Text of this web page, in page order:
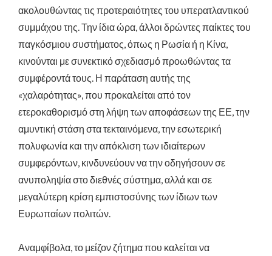
ακολουθώντας τις προτεραιότητες του υπερατλαντικού
συμμάχου της. Την ίδια ώρα, άλλοι δρώντες παίκτες του
παγκόσμιου συστήματος, όπως η Ρωσία ή η Κίνα,
κινούνται με συνεκτικό σχεδιασμό προωθώντας τα
συμφέροντά τους. Η παράταση αυτής της
«χαλαρότητας», που προκαλείται από τον
ετεροκαθορισμό στη λήψη των αποφάσεων της ΕΕ, την
αμυντική στάση στα τεκταινόμενα, την εσωτερική
πολυφωνία και την απόκλιση των ιδιαίτερων
συμφερόντων, κινδυνεύουν να την οδηγήσουν σε
ανυποληψία στο διεθνές σύστημα, αλλά και σε
μεγαλύτερη κρίση εμπιστοσύνης των ίδιων των
Ευρωπαίων πολιτών.
Αναμφίβολα, το μείζον ζήτημα που καλείται να